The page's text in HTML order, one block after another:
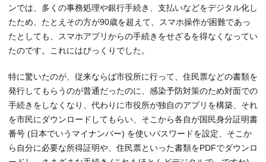
ンでは、多くの事務処理や銀行手続き、支払いなどをデジタル化し
たため、たとえその方が90歳を超えて、スマホ操作が困難であっ
たとしても、スマホアプリからの手続きをせざるを得なくなってい
たのです。これにはびっくりでした。
特に驚いたのが、従来ならば市役所に行って、住民票などの書類を
発行してもらうのが普通だったのに、感染予防対策のため対面での
手続きをしなくなり、代わりに市役所が独自のアプリを構築、それ
を市民にダウンロードしてもらい、そこから各自が国民身分証明書
番号 (日本でいうマイナンバー) を使いパスワードを設定、そこか
ら自分に必要な所得証明や、住民票といった書類をPDFでダウンロ